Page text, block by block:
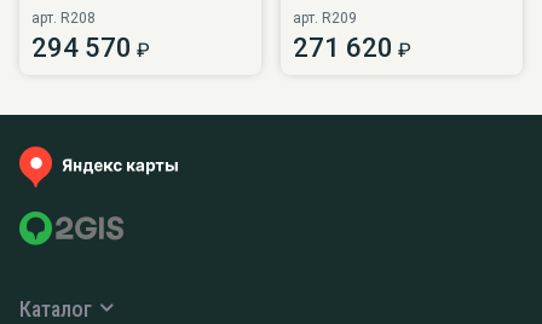
арт. R208
294 570 ₽
арт. R209
271 620 ₽
Каталог